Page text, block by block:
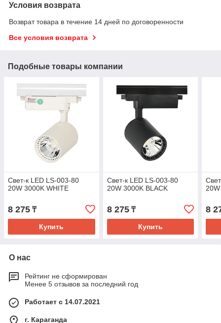
Условия возврата
Возврат товара в течение 14 дней по договоренности
Все условия возврата
Подобные товары компании
Свет-к LED LS-003-80
20W 3000K WHITE
8 275 ₸
Купить
Свет-к LED LS-003-80
20W 3000K BLACK
8 275₸
Купить
8
О нас
Рейтинг не сформирован
Менее 5 отзывов за последний год
Работает с 14.07.2021
г. Караганда